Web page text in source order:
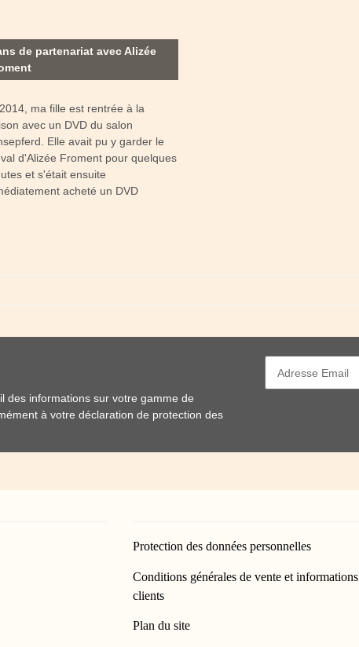
de partenariat avec Alizée
ma fille est rentrée à la
avec un DVD du salon
Elle avait pu y garder le
d'Alizée Froment pour quelques
et s'était ensuite
acheté un DVD
des informations sur votre gamme de
à votre déclaration de protection des
Protection des données personnelles
Conditions générales de vente et informations
clients
Plan du site